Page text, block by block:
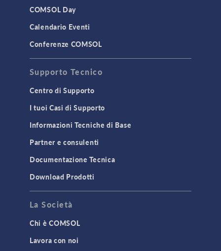
COMSOL Day
Calendario Eventi
Conferenze COMSOL
Supporto Tecnico
Centro di Supporto
I tuoi Casi di Supporto
Informazioni Tecniche di Base
Partner e consulenti
Documentazione Tecnica
Download Prodotti
La Società
Chi è COMSOL
Lavora con noi